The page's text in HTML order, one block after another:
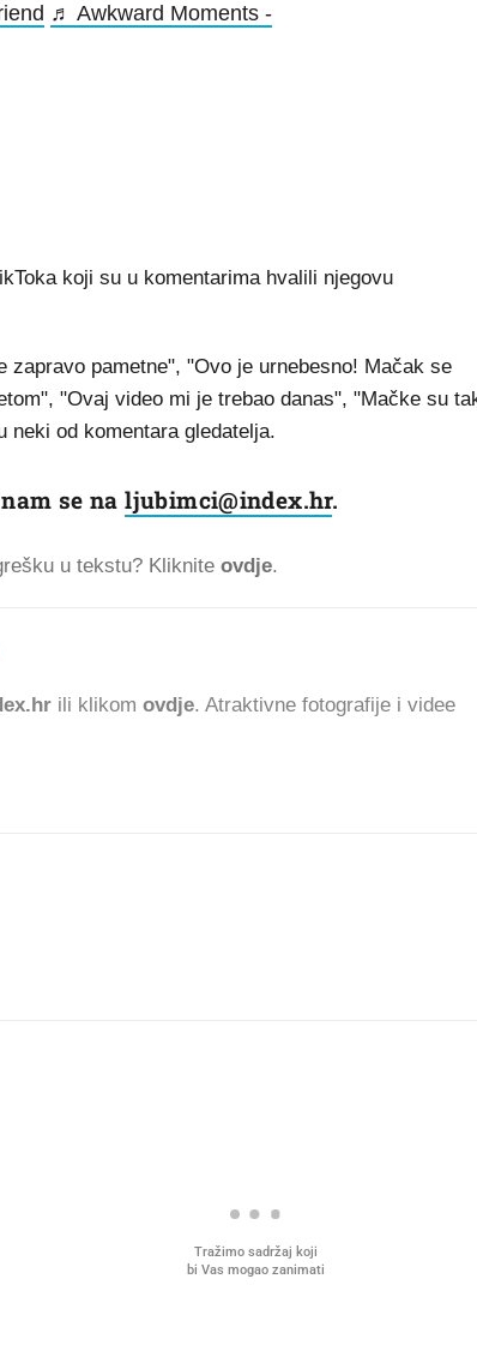
♬ Awkward Moments -
koji su u komentarima hvalili njegovu
pametne", "Ovo je urnebesno! Mačak se
"Ovaj video mi je trebao danas", "Mačke su
neki od komentara gledatelja.
se naljubimci@index.hr.
u tekstu? Kliknite ovdje.
ili klikom ovdje. Atraktivne fotografije i videe
Tražimo sadržaj koji
bi Vas mogao zanimati